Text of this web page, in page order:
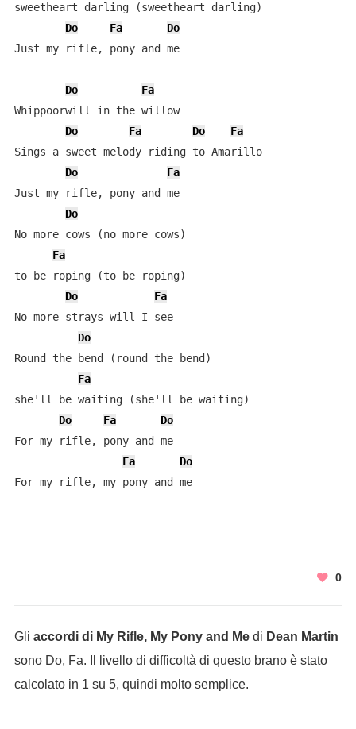
sweetheart darling (sweetheart darling)
Do
Fa
Do
Just my rifle, pony and me
Do
Fa
Whippoorwill in the willow
Do
Fa Do
Fa
Sings a sweet melody riding to Amarillo
Do
Fa
Just my rifle, pony and me
Do
No more cows (no more cows)
Fa
to be roping (to be roping)
Do
Fa
No more strays will I see
Do
Round the bend (round the bend)
Fa
she'll be waiting (she'll be waiting)
Do
Fa
Do
For my rifle, pony and me
Fa
Do
For my rifle, my pony and me
0
Gli accordi di My Rifle, My Pony and Medi Dean Martin
sono Do, Fa. Il livello di difficoltà di questo brano è stato
calcolato in 1 su 5, quindi molto semplice.